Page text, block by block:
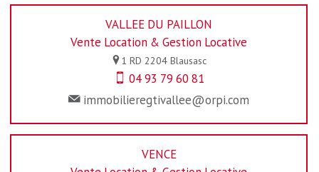
VALLEE DU PAILLON
Vente Location & Gestion Locative
1 RD 2204 Blausasc
04 93 79 60 81
immobilieregtivallee@orpi.com
VENCE